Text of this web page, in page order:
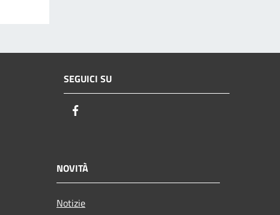
SEGUICI SU
NOVITÀ
Notizie